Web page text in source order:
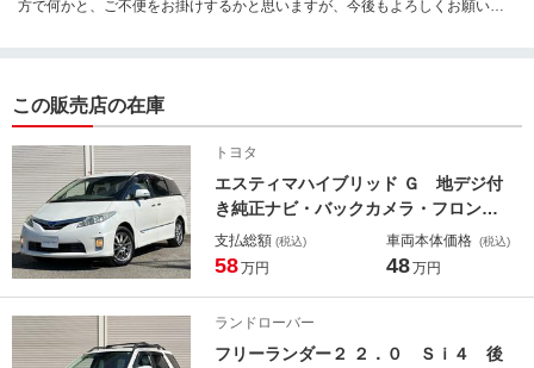
方で何かと、ご不便をお掛けするかと思いますが、今後もよろしくお願いし
い。
この販売店の在庫
トヨタ
エスティマハイブリッド Ｇ 地デジ付
き純正ナビ・バックカメラ・フロント
カメラ・サイドカメラ・フィリップダ
ウンモニター・シートヒーター・サブ
ＴＣ・ＨＩＤライト
支払総額 (税込)
58万円
車両本体価格 (税込)
48万円
ランドローバー
フリーランダー２ ２．０ Ｓｉ４ 後